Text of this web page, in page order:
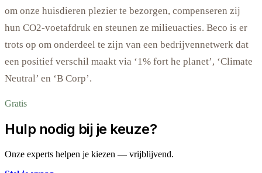
om onze huisdieren plezier te bezorgen, compenseren zij
hun CO2-voetafdruk en steunen ze milieuacties. Beco is er
trots op om onderdeel te zijn van een bedrijvennetwerk dat
een positief verschil maakt via ‘1% fort he planet’, ‘Climate
Neutral’ en ‘B Corp’.
Gratis
Hulp nodig bij je keuze?
Onze experts helpen je kiezen — vrijblijvend.